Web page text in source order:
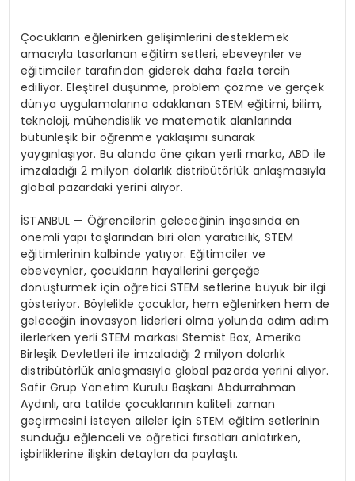
Çocukların eğlenirken gelişimlerini desteklemek
amacıyla tasarlanan eğitim setleri, ebeveynler ve
eğitimciler tarafından giderek daha fazla tercih
ediliyor. Eleştirel düşünme, problem çözme ve gerçek
dünya uygulamalarına odaklanan STEM eğitimi, bilim,
teknoloji, mühendislik ve matematik alanlarında
bütünleşik bir öğrenme yaklaşımı sunarak
yaygınlaşıyor. Bu alanda öne çıkan yerli marka, ABD ile
imzaladığı 2 milyon dolarlık distribütörlük anlaşmasıyla
global pazardaki yerini alıyor.
İSTANBUL — Öğrencilerin geleceğinin inşasında en
önemli yapı taşlarından biri olan yaratıcılık, STEM
eğitimlerinin kalbinde yatıyor. Eğitimciler ve
ebeveynler, çocukların hayallerini gerçeğe
dönüştürmek için öğretici STEM setlerine büyük bir ilgi
gösteriyor. Böylelikle çocuklar, hem eğlenirken hem de
geleceğin inovasyon liderleri olma yolunda adım adım
ilerlerken yerli STEM markası Stemist Box, Amerika
Birleşik Devletleri ile imzaladığı 2 milyon dolarlık
distribütörlük anlaşmasıyla global pazarda yerini alıyor.
Safir Grup Yönetim Kurulu Başkanı Abdurrahman
Aydınlı, ara tatilde çocuklarının kaliteli zaman
geçirmesini isteyen aileler için STEM eğitim setlerinin
sunduğu eğlenceli ve öğretici fırsatları anlatırken,
işbirliklerine ilişkin detayları da paylaştı.